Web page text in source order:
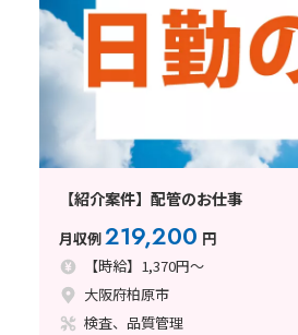
【紹介案件】配管のお仕事
月収例219,200 円
【時給】1,370円～
大阪府柏原市
検査、品質管理